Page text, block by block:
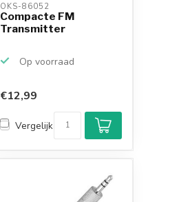
OKS-86052
Compacte FM
Transmitter
Op voorraad
€12,99
Vergelijk